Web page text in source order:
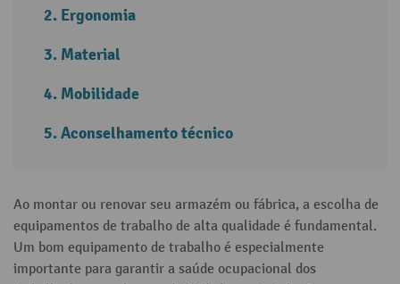
Ergonomia
Material
Mobilidade
Aconselhamento técnico
Ao montar ou renovar seu armazém ou fábrica, a escolha de
equipamentos de trabalho de alta qualidade é fundamental.
Um bom equipamento de trabalho é especialmente
importante para garantir a saúde ocupacional dos